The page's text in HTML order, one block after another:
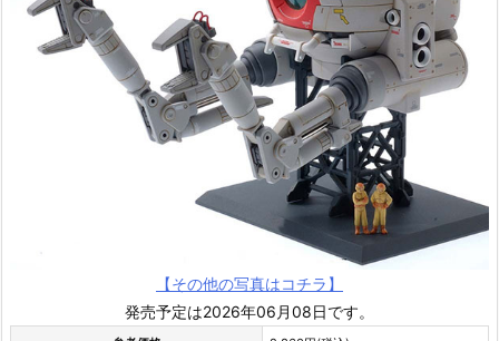
【その他の写真はコチラ】
発売予定は2026年06月08日です。